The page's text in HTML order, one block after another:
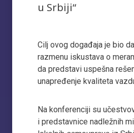
u Srbiji“
Cilj ovog događaja je bio
razmenu iskustava o
da predstavi uspešna
unapređenje kvaliteta
Na konferenciji su
i predstavnice nadležnih